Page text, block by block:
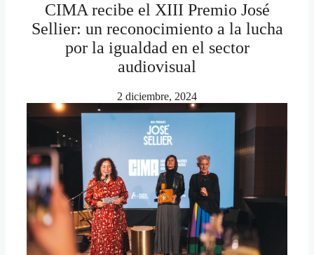
CIMA recibe el XIII Premio José
Sellier: un reconocimiento a la lucha
por la igualdad en el sector
audiovisual
2 diciembre, 2024